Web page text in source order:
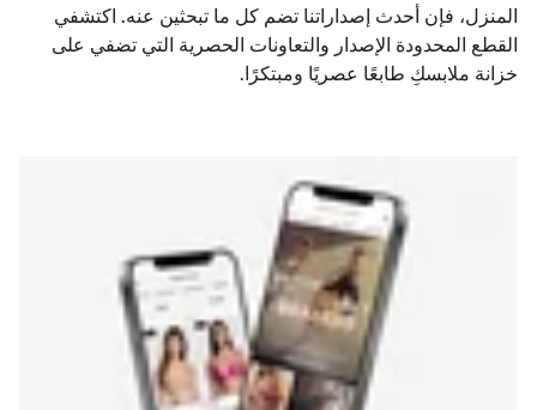
المنزل، فإن أحدث إصداراتنا تضم كل ما تبحثين عنه. اكتشفي
القطع المحدودة الإصدار والتعاونات الحصرية التي تضفي على
خزانة ملابسكِ طابعًا عصريًا ومبتكرًا.